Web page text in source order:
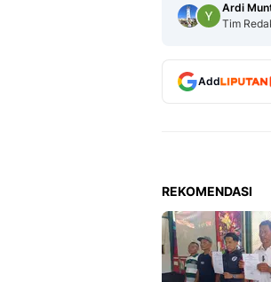
Ardi
Tim
Add
REKOMENDASI